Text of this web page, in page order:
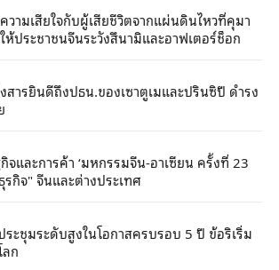
ามเสียใจกับผู้เสียชีวิตจากแผ่นดินไหวที่คุมา
ประชาชนจีนระวังสึนามิและอาฟเตอร์ช็อก
ารยินดีถึงปธน.ของเซาตูเมและปรินซิปี ดำรง
จและการค้า ‘มหกรรมจีน-อาเซียน ครั้งที่ 23
รกิจ" จีนและต่างประเทศ
ระชุมระดับสูงในโอกาสครบรอบ 5 ปี ข้อริเริ่ม
ก